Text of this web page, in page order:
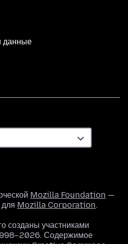
данные
Mozilla Foundation —
Mozilla Corporation.
созданы участниками
Содержимое